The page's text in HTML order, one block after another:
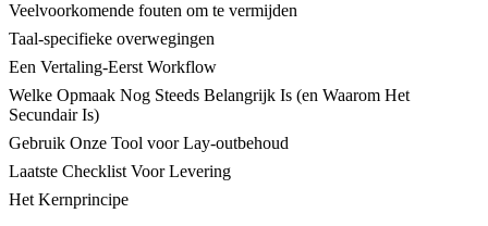
Veelvoorkomende fouten om te vermijden
Taal-specifieke overwegingen
Een Vertaling-Eerst Workflow
Welke Opmaak Nog Steeds Belangrijk Is (en Waarom Het
Secundair Is)
Gebruik Onze Tool voor Lay-outbehoud
Laatste Checklist Voor Levering
Het Kernprincipe